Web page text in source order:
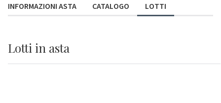
INFORMAZIONI ASTA CATALOGO LOTTI
Lotti in asta